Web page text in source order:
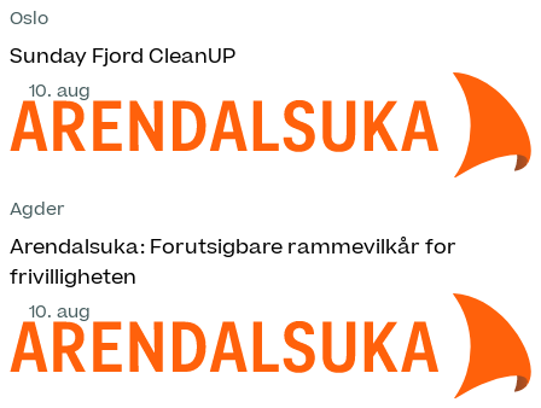
Oslo
Sunday Fjord CleanUP
10. aug
Agder
Arendalsuka: Forutsigbare rammevilkår for
frivilligheten
10. aug